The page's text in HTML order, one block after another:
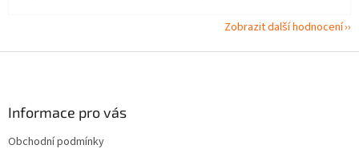
Zobrazit další hodnocení
Informace pro vás
Obchodní podmínky